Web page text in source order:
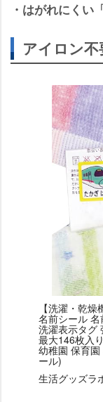
・はがれにくい
アイロン
【洗濯・乾
名前シール
洗濯表示タグ
最大146枚入
幼稚園 保育
ール)
生活グッズラ